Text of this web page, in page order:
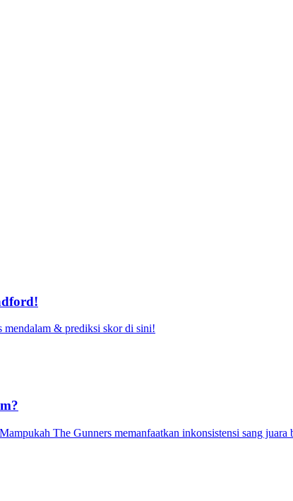
mendalam & prediksi skor di sini!
The Gunners memanfaatkan inkonsistensi sang juara